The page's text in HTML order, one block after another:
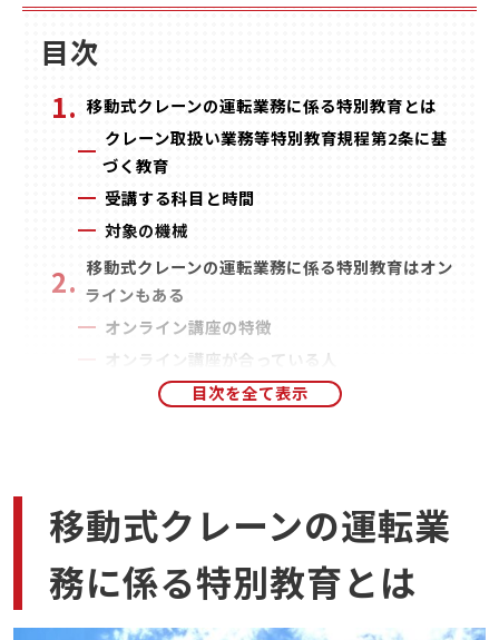
目次
移動式クレーンの運転業務に係る特別教育とは
クレーン取扱い業務等特別教育規程第2条に基
づく教育
受講する科目と時間
対象の機械
移動式クレーンの運転業務に係る特別教育はオン
ラインもある
オンライン講座の特徴
オンライン講座が合っている人
オンライン講座に必要な端末
スマートフォンがあれば受講できる
自分のペースで勉強できる
オンライン講座を選ぶポイント
移動式クレーンの運転業
務に係る特別教育とは